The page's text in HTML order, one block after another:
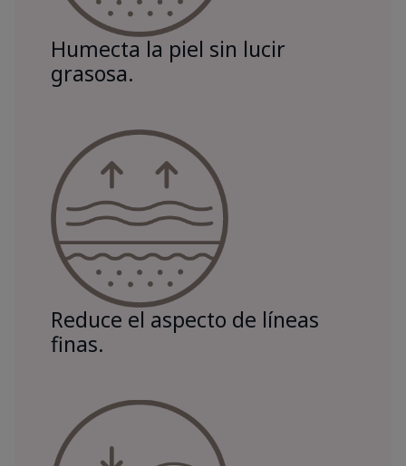
Humecta la piel sin lucir
grasosa.
Reduce el aspecto de líneas
finas.